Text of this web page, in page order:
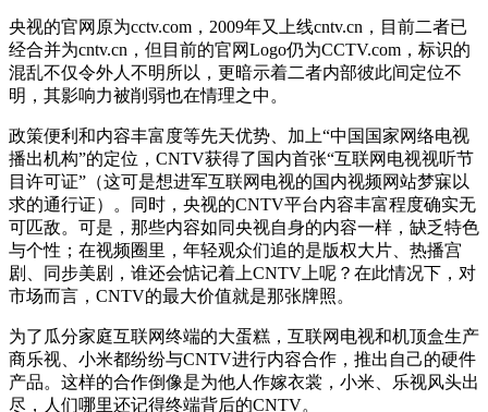
央视的官网原为cctv.com，2009年又上线cntv.cn，目前二者已
经合并为cntv.cn，但目前的官网Logo仍为CCTV.com，标识的
混乱不仅令外人不明所以，更暗示着二者内部彼此间定位不
明，其影响力被削弱也在情理之中。
政策便利和内容丰富度等先天优势、加上“中国国家网络电视
播出机构”的定位，CNTV获得了国内首张“互联网电视视听节
目许可证”（这可是想进军互联网电视的国内视频网站梦寐以
求的通行证）。同时，央视的CNTV平台内容丰富程度确实无
可匹敌。可是，那些内容如同央视自身的内容一样，缺乏特色
与个性；在视频圈里，年轻观众们追的是版权大片、热播宫
剧、同步美剧，谁还会惦记着上CNTV上呢？在此情况下，对
市场而言，CNTV的最大价值就是那张牌照。
为了瓜分家庭互联网终端的大蛋糕，互联网电视和机顶盒生产
商乐视、小米都纷纷与CNTV进行内容合作，推出自己的硬件
产品。这样的合作倒像是为他人作嫁衣裳，小米、乐视风头出
尽，人们哪里还记得终端背后的CNTV。